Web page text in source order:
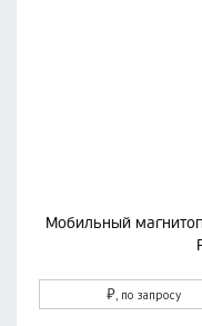
Мобильный
₽, по запросу